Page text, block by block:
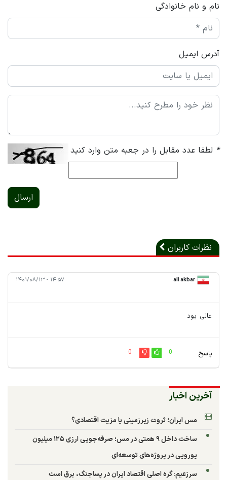
نام و نام خانوادگی
آدرس ایمیل
* لطفا عدد مقابل را در جعبه متن وارد کنید
ارسال
نظرات کاربران
ali akbar ۱۴:۵۷ - ۱۴۰۱/۰۸/۱۳
عالی بود
پاسخ 0
0
آخرین اخبار
مس ایران؛ ثروت زیرزمینی یا مزیت اقتصادی؟
ساخت داخل ۹ همتی در مس؛ صرفه‌جویی ارزی ۱۲۵ میلیون
یورویی در پروژه‌های توسعه‌ای
سرزعیم: گره اصلی اقتصاد ایران در پساجنگ، برق است